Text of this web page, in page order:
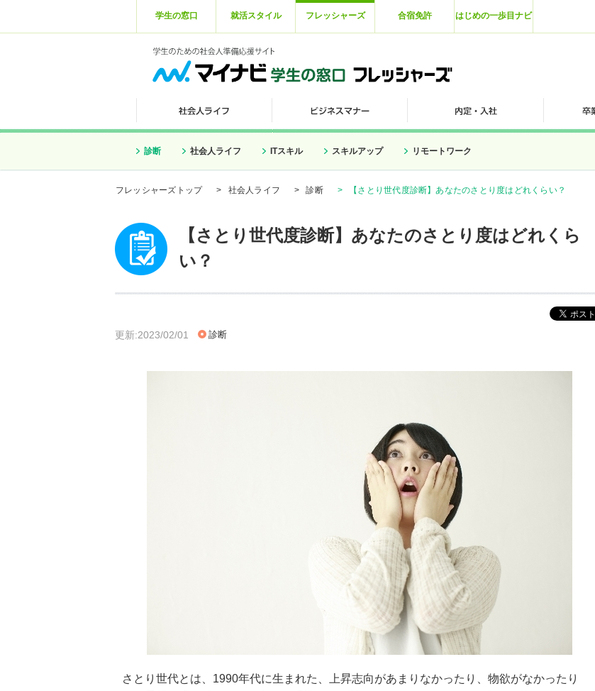
学生の窓口 就活スタイル フレッシャーズ 合宿免許 はじめの一歩目ナビ
診断 社会人ライフ ITスキル スキルアップ リモートワーク
フレッシャーズトップ > 社会人ライフ > 診断 > 【さとり世代度診断】あなたのさとり度はどれくらい？
【さとり世代度診断】あなたのさとり度はどれくら
い？
更新:2023/02/01 診断
さとり世代とは、1990年代に生まれた、上昇志向があまりなかったり、物欲がなかったり